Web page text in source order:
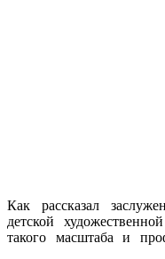
Как рассказал
детской
такого масштаба и